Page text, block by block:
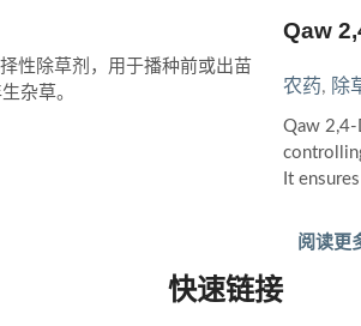
性除草剂，用于播种前或出苗
杂草。
Qaw
农药, 除
Qaw 2,4-
It
阅读更
快速链接